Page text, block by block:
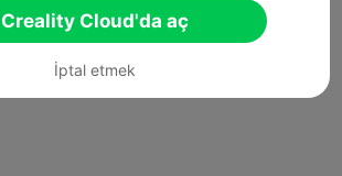
Creality Cloud'da aç
İptal etmek